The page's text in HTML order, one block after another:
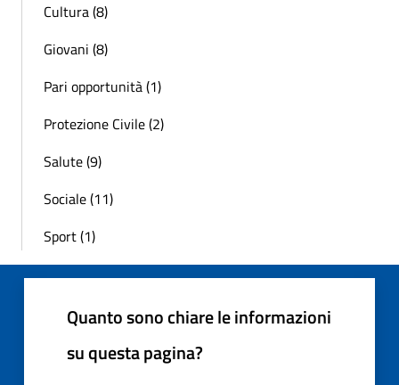
Cultura (8)
Giovani (8)
Pari opportunità (1)
Protezione Civile (2)
Salute (9)
Sociale (11)
Sport (1)
Quanto sono chiare le informazioni
su questa pagina?